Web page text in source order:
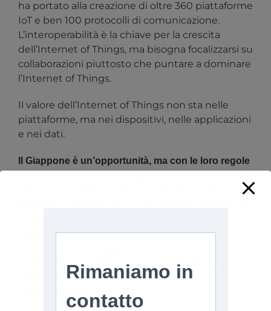
ha portato alla creazione di oltre 360 piattaforme
IoT e ben 100 protocolli di comunicazione.
L’interoperabilità è la chiave per la crescita
dell’Internet of Things, ma bisogna focalizzarsi su
collaborazioni piuttosto che puntare a dominare
l’Internet of Things.
Il valore dell’Internet of Things non sta nelle
piattaforme, ma nei dispositivi, nelle applicazioni
e nei dati.
Il Giappone è un’opportunità, ma con le loro regole
Things in Giappone sta procedendo al rilento. Si
rappresenta un’opportunità per le imprese
regole e bisogna creare un rapporto di lungo
termine, invece che approcciarlo